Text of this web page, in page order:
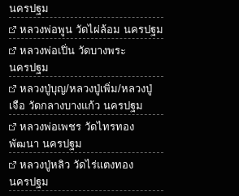
นครปฐม
หลวงพ่อพูน วัดไผ่ล้อม นครปฐม
หลวงพ่อเปิ่น วัดบางพระ
นครปฐม
หลวงปู่บุญ/หลวงปู่เพิ่ม/หลวงปู่
เจือ วัดกลางบางแก้ว นครปฐม
หลวงพ่อเพชร วัดไทรทอง
พัฒนา นครปฐม
หลวงปู่หลิว วัดไร่แตงทอง
นครปฐม